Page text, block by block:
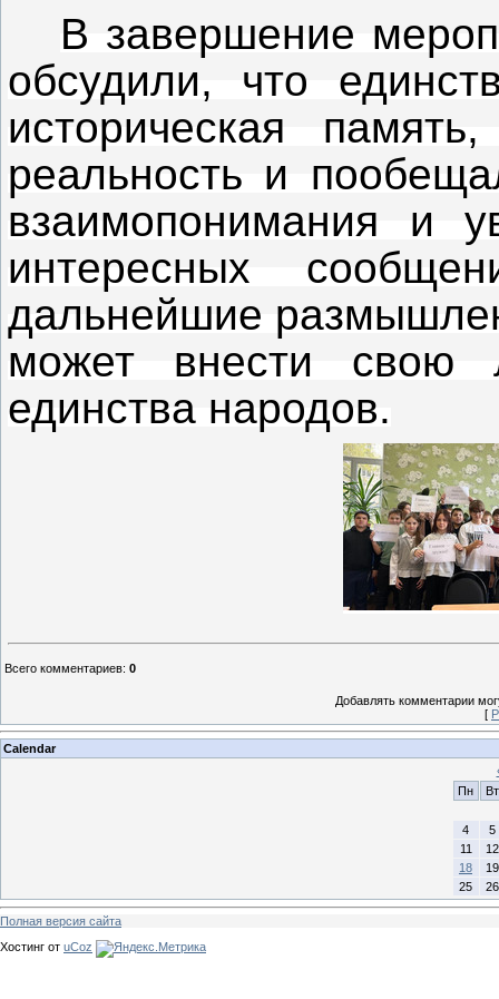
В завершение
обсудили, что
историческая
реальность и
взаимопонимания и
интересных
дальнейшие
может внести свою
единства народов.
Всего комментариев: 0
Добавлять комментарии
[
Calendar
Пн
Вт
4
5
11
12
18
19
25
26
Полная версия сайта
Хостинг от uCoz